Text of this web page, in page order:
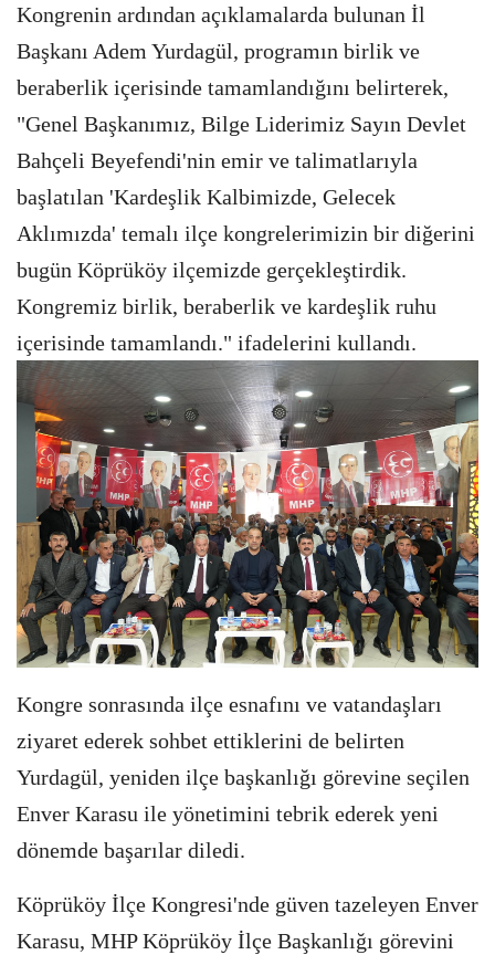
Kongrenin ardından açıklamalarda bulunan İl
Başkanı Adem Yurdagül, programın birlik ve
beraberlik içerisinde tamamlandığını belirterek,
"Genel Başkanımız, Bilge Liderimiz Sayın Devlet
Bahçeli Beyefendi'nin emir ve talimatlarıyla
başlatılan 'Kardeşlik Kalbimizde, Gelecek
Aklımızda' temalı ilçe kongrelerimizin bir diğerini
bugün Köprüköy ilçemizde gerçekleştirdik.
Kongremiz birlik, beraberlik ve kardeşlik ruhu
içerisinde tamamlandı." ifadelerini kullandı.
Kongre sonrasında ilçe esnafını ve vatandaşları
ziyaret ederek sohbet ettiklerini de belirten
Yurdagül, yeniden ilçe başkanlığı görevine seçilen
Enver Karasu ile yönetimini tebrik ederek yeni
dönemde başarılar diledi.
Köprüköy İlçe Kongresi'nde güven tazeleyen Enver
Karasu, MHP Köprüköy İlçe Başkanlığı görevini